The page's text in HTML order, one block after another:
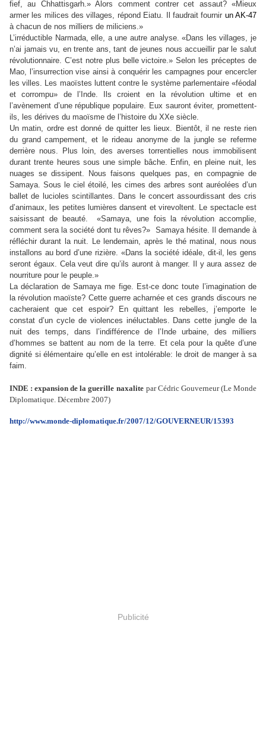
fief, au Chhattisgarh.» Alors comment contrer cet assaut? «Mieux
armer les milices des villages, répond Eiatu. Il faudrait fournir un AK-47
à chacun de nos milliers de miliciens.»
L’irréductible Narmada, elle, a une autre analyse. «Dans les villages, je
n’ai jamais vu, en trente ans, tant de jeunes nous accueillir par le salut
révolutionnaire. C’est notre plus belle victoire.» Selon les préceptes de
Mao, l’insurrection vise ainsi à conquérir les campagnes pour encercler
les villes. Les maoïstes luttent contre le système parlementaire «féodal
et corrompu» de l’Inde. Ils croient en la révolution ultime et en
l’avènement d’une république populaire. Eux sauront éviter, promettent-
ils, les dérives du maoïsme de l’histoire du XXe siècle.
Un matin, ordre est donné de quitter les lieux. Bientôt, il ne reste rien
du grand campement, et le rideau anonyme de la jungle se referme
derrière nous. Plus loin, des averses torrentielles nous immobilisent
durant trente heures sous une simple bâche. Enfin, en pleine nuit, les
nuages se dissipent. Nous faisons quelques pas, en compagnie de
Samaya. Sous le ciel étoilé, les cimes des arbres sont auréolées d’un
ballet de lucioles scintillantes. Dans le concert assourdissant des cris
d’animaux, les petites lumières dansent et virevoltent. Le spectacle est
saisissant de beauté. «Samaya, une fois la révolution accomplie,
comment sera la société dont tu rêves?» Samaya hésite. Il demande à
réfléchir durant la nuit. Le lendemain, après le thé matinal, nous nous
installons au bord d’une rizière. «Dans la société idéale, dit-il, les gens
seront égaux. Cela veut dire qu’ils auront à manger. Il y aura assez de
nourriture pour le peuple.»
La déclaration de Samaya me fige. Est-ce donc toute l’imagination de
la révolution maoïste? Cette guerre acharnée et ces grands discours ne
cacheraient que cet espoir? En quittant les rebelles, j’emporte le
constat d’un cycle de violences inéluctables. Dans cette jungle de la
nuit des temps, dans l’indifférence de l’Inde urbaine, des milliers
d’hommes se battent au nom de la terre. Et cela pour la quête d’une
dignité si élémentaire qu’elle en est intolérable: le droit de manger à sa
faim.
INDE : expansion de la guerille naxalite par Cédric Gouverneur (Le Monde
Diplomatique. Décembre 2007)
http://www.monde-diplomatique.fr/2007/12/GOUVERNEUR/15393
Publicité